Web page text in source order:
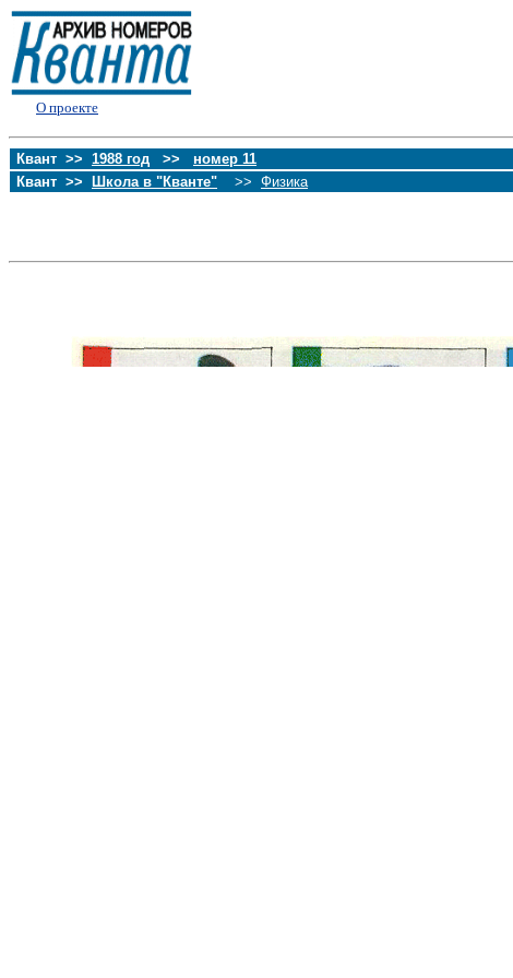
О проекте
Квант >> 1988 год >> номер 11
Квант >>
Школа в "Кванте" >> Физика